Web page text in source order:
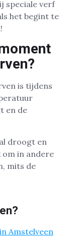
speciale verf
het begint te
is tijdens
en de
droogt en
om in andere
mits de
Amstelveen